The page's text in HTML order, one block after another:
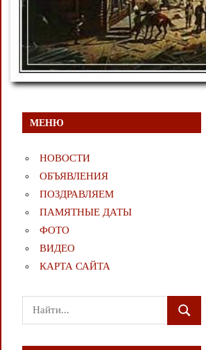
МЕНЮ
НОВОСТИ
ОБЪЯВЛЕНИЯ
ПОЗДРАВЛЯЕМ
ПАМЯТНЫЕ ДАТЫ
ФОТО
ВИДЕО
КАРТА САЙТА
Поиск
для: